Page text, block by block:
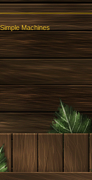
Simple Machines